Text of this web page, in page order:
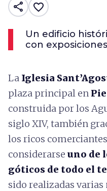
share favorite_border
Un edificio
con
La Iglesia
plaza principal en
construida por los
siglo XIV, también
los ricos
considerarse uno de
góticos de todo el
sido realizadas